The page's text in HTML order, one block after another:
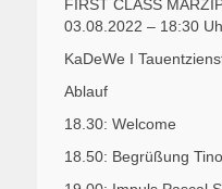
FIRST CLASS
03.08.2022 – 18:30
KaDeWe I
Ablauf
18.30: Welcome
18.50: Begrüßung